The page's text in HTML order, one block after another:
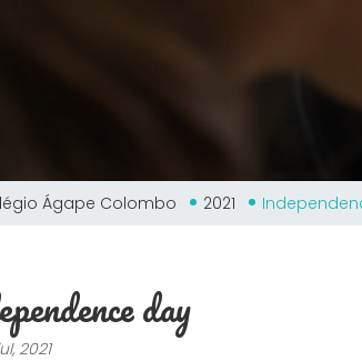
Ágape Colombo 2021
day
2021